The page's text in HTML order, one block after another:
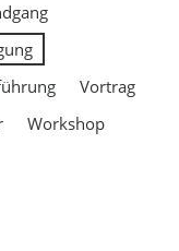
Vortrag
Workshop